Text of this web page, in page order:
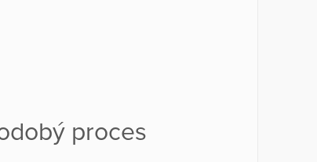
proces